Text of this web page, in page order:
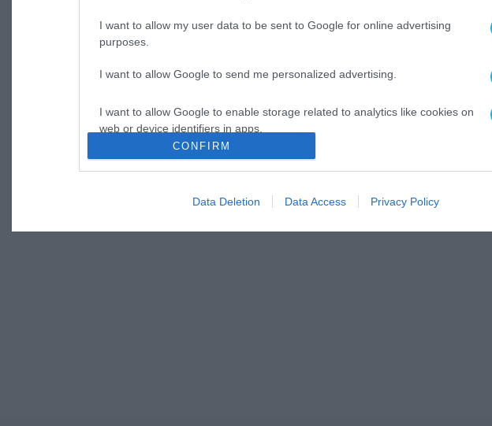
I want to allow my user data to be sent to Google for online advertising
purposes.
I want to allow Google to send me personalized advertising.
I want to allow Google to enable storage related to analytics like cookies on
web or device identifiers in apps.
I want to allow Google to enable storage related to functionality of the website
I want to allow Google to enable storage related to personalization.
CONFIRM
Data Deletion Data Access Privacy Policy